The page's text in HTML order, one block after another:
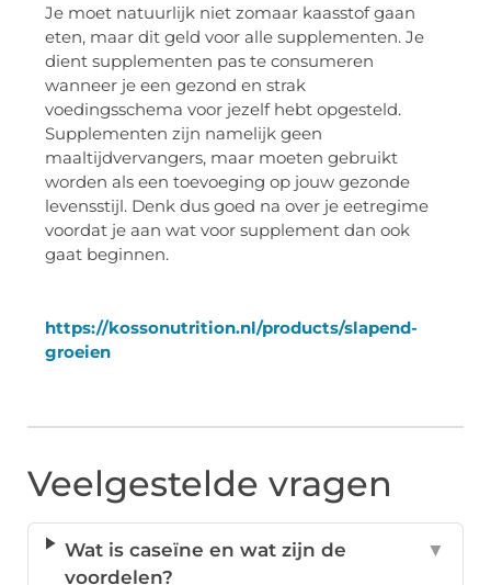
Je moet natuurlijk niet zomaar kaasstof gaan
eten, maar dit geld voor alle supplementen. Je
dient supplementen pas te consumeren
wanneer je een gezond en strak
voedingsschema voor jezelf hebt opgesteld.
Supplementen zijn namelijk geen
maaltijdvervangers, maar moeten gebruikt
worden als een toevoeging op jouw gezonde
levensstijl. Denk dus goed na over je eetregime
voordat je aan wat voor supplement dan ook
gaat beginnen.
https://kossonutrition.nl/products/slapend-
groeien
Veelgestelde vragen
Wat is caseïne en wat zijn de
voordelen?
▼